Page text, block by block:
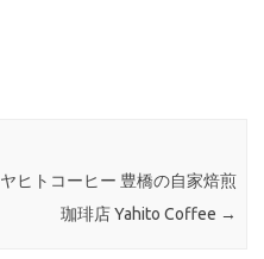
ヤヒトコーヒー 豊橋の自家焙煎
珈琲店 Yahito Coffee →